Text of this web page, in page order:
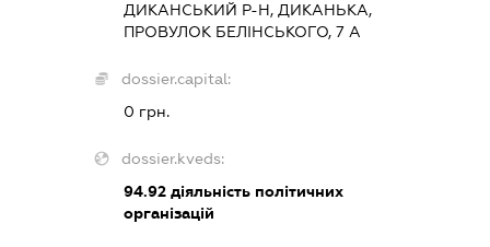
ДИКАНСЬКИЙ Р-Н, ДИКАНЬКА,
ПРОВУЛОК БЕЛІНСЬКОГО, 7 А
dossier.capital:
0 грн.
dossier.kveds:
94.92 діяльність політичних
організацій